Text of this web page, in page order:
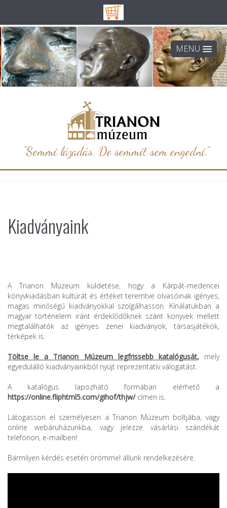
MENU
"Semmi lázadás. De semmit sem engedni."
Kiadványaink
A Trianon Múzeum küldetése, hogy a Kárpát-medencei
könyvkiadásban kultúrát és értéket teremtve olvasóinak igényes,
magas minőségű kiadványokkal szolgálhasson. Kínálatukban a
magyar történelem iránt érdeklődőknek szánt könyvek mellett
megtalálhatók az igényes zenei kiadványok, társasjátékok,
térképek is.
Töltse le a Trianon Múzeum legfrissebb katalógusát, mely
egyedülálló kiadványainkból nyújt reprezentatív válogatást.
A katalógus lapozható formában elérhető a
https://online.fliphtml5.com/gihof/thjw/ címen is.
Látogasson el személyesen a Trianon Múzeum boltjába, vagy
online webáruházunkba, vagy jelezze vásárlási szándékát
telefonon, e-mailben!
Bármilyen kérdés esetén örömmel állunk rendelkezésére.